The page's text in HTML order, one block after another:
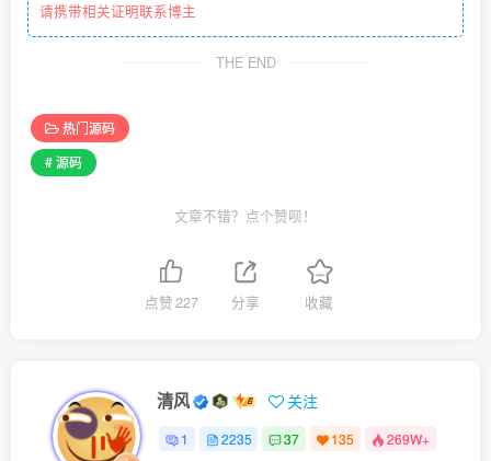
请携带相关证明联系博主
THE END
热门源码
# 源码
文章不错？点个赞呗！
点赞227 分享 收藏
清风 关注
1 2235 37 135 269W+